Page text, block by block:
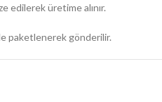
edilerek üretime alınır.
paketlenerek gönderilir.